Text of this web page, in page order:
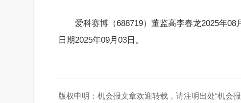
爱科赛博（688719）董监高李春龙2025年
日期2025年09月03日。
版权申明：机会报文章欢迎转载，请注明出处“机会报